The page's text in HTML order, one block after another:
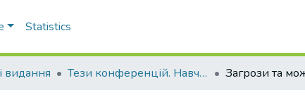
Statistics
видання Тези конференцій. Навчально-науковий інститут економіки, управління, права та інформаційних технологій